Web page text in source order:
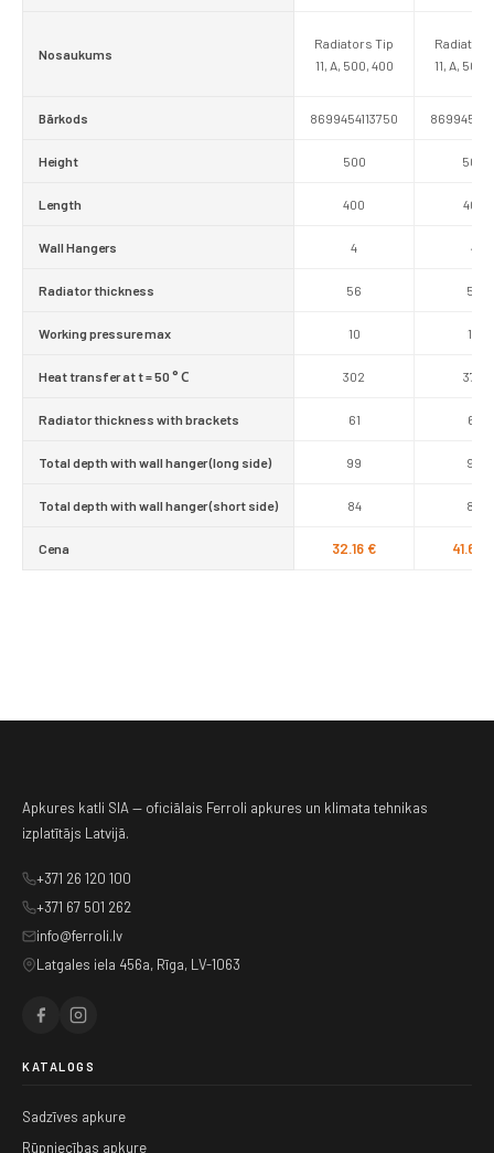
Nosaukums
Radiators Tip
11, A, 500, 400
11, A, 500,
Bārkods 8699454113750
Height 500 500
Length 400 400
Wall Hangers 4 4
Radiator thickness 56 56
Working pressure max 10 10
Heat transfer at t = 50 ° С 302 378
Radiator thickness with brackets 61 61
Total depth with wall hanger (long side) 99 99
Total depth with wall hanger (short side) 84 84
Cena 32.16 € 41.64
Apkures katli SIA — oficiālais Ferroli apkures un klimata tehnikas
izplatītājs Latvijā.
+371 26 120 100
+371 67 501 262
info@ferroli.lv
Latgales iela 456a, Rīga, LV-1063
KATALOGS
Sadzīves apkure
Rūpniecības apkure